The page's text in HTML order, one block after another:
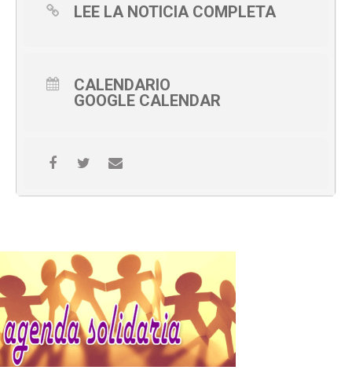
LEE LA NOTICIA COMPLETA
CALENDARIO
GOOGLE CALENDAR